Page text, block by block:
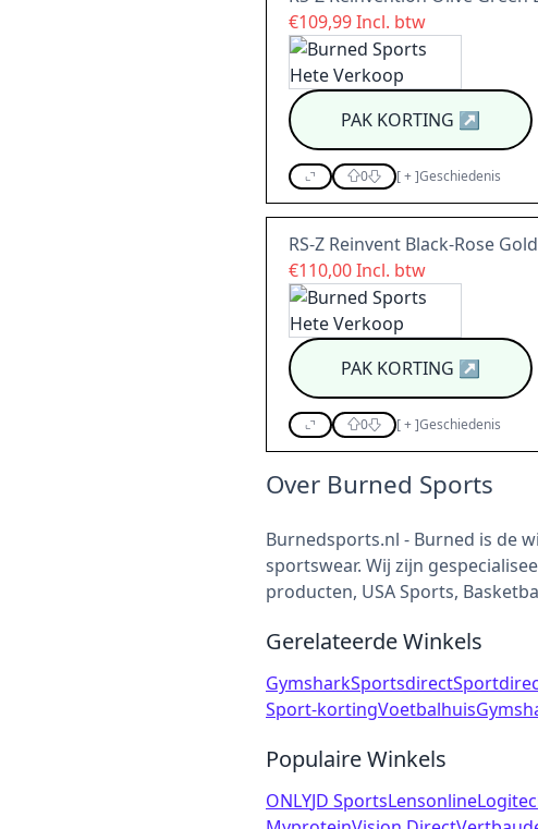
€109,99 Incl. btw
PAK KORTING ↗
0 [+]Geschiedenis
RS-Z Reinvent Black-Rose Gold
€110,00 Incl. btw
PAK KORTING ↗
0 [+]Geschiedenis
Over Burned Sports
Burnedsports.nl - Burned is de
sportswear. Wij zijn
producten, USA Sports,
Gerelateerde Winkels
GymsharkSportsdirect
Sport-kortingVoetbalhuis
Populaire Winkels
ONLYJD SportsLensonline